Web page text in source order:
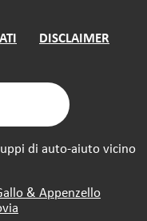
DISCLAIMER
di auto-aiuto vicino
& Appenzello